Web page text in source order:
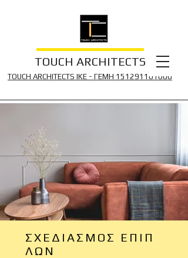
TOUCH ARCHITECTS
TOUCH ARCHITECTS IKE - ΓΕΜΗ 151291 101000
ΣΧΕΔΙΑΣΜΟΣ ΕΠΙΠ
ΛΩΝ